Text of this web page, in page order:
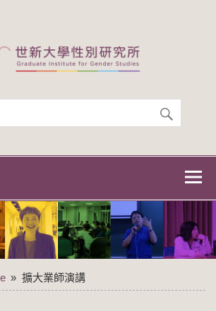
世新大學性別研
所
擴大業師演講